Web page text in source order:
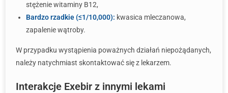
stężenie witaminy B12,
Bardzo rzadkie (≤1/10,000): kwasica mleczanowa,
zapalenie wątroby.
W przypadku wystąpienia poważnych działań niepożądanych,
należy natychmiast skontaktować się z lekarzem.
Interakcje Exebir z innymi lekami